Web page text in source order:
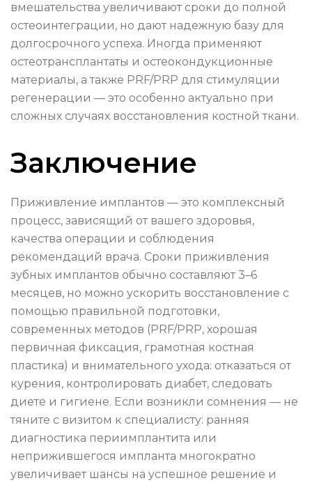
вмешательства увеличивают сроки до полной
остеоинтеграции, но дают надежную базу для
долгосрочного успеха. Иногда применяют
остеотрансплантаты и остеокондукционные
материалы, а также PRF/PRP для стимуляции
регенерации — это особенно актуально при
сложных случаях восстановления костной ткани.
Заключение
Приживление имплантов — это комплексный
процесс, зависящий от вашего здоровья,
качества операции и соблюдения
рекомендаций врача. Сроки приживления
зубных имплантов обычно составляют 3–6
месяцев, но можно ускорить восстановление с
помощью правильной подготовки,
современных методов (PRF/PRP, хорошая
первичная фиксация, грамотная костная
пластика) и внимательного ухода: отказаться от
курения, контролировать диабет, следовать
диете и гигиене. Если возникли сомнения — не
тяните с визитом к специалисту: ранняя
диагностика периимплантита или
неприжившегося импланта многократно
увеличивает шансы на успешное решение и